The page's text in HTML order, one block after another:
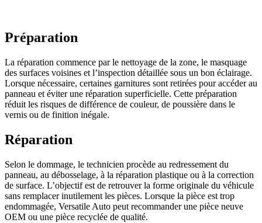
Préparation
La réparation commence par le nettoyage de la zone, le masquage
des surfaces voisines et l’inspection détaillée sous un bon éclairage.
Lorsque nécessaire, certaines garnitures sont retirées pour accéder au
panneau et éviter une réparation superficielle. Cette préparation
réduit les risques de différence de couleur, de poussière dans le
vernis ou de finition inégale.
Réparation
Selon le dommage, le technicien procède au redressement du
panneau, au débosselage, à la réparation plastique ou à la correction
de surface. L’objectif est de retrouver la forme originale du véhicule
sans remplacer inutilement les pièces. Lorsque la pièce est trop
endommagée, Versatile Auto peut recommander une pièce neuve
OEM ou une pièce recyclée de qualité.